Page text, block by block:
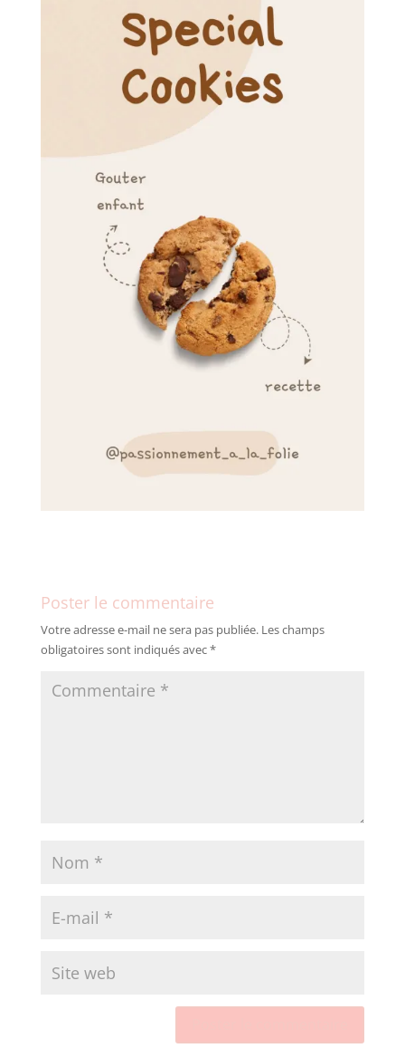
Poster le commentaire
Votre adresse e-mail ne sera pas publiée. Les champs
obligatoires sont indiqués avec*